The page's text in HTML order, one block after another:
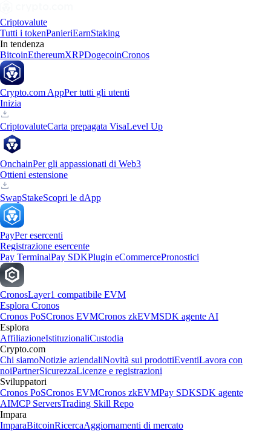
Criptovalute
Tutti i tokenPanieriEarnStaking
In tendenza
BitcoinEthereumXRPDogecoinCronos
Crypto.com AppPer tutti gli utenti
Inizia
CriptovaluteCarta prepagata VisaLevel Up
OnchainPer gli appassionati di Web3
Ottieni estensione
SwapStakeScopri le dApp
PayPer esercenti
Registrazione esercente
Pay TerminalPay SDKPlugin eCommercePronostici
CronosLayer1 compatibile EVM
Esplora Cronos
Cronos PoSCronos EVMCronos zkEVMSDK agente AI
Esplora
AffiliazioneIstituzionaliCustodia
Crypto.com
Chi siamoNotizie aziendaliNovità sui prodottiEventiLavora con
noiPartnerSicurezzaLicenze e registrazioni
Sviluppatori
Cronos PoSCronos EVMCronos zkEVMPay SDKSDK agente
AIMCP ServersTrading Skill Repo
Impara
ImparaBitcoinRicercaAggiornamenti di mercato